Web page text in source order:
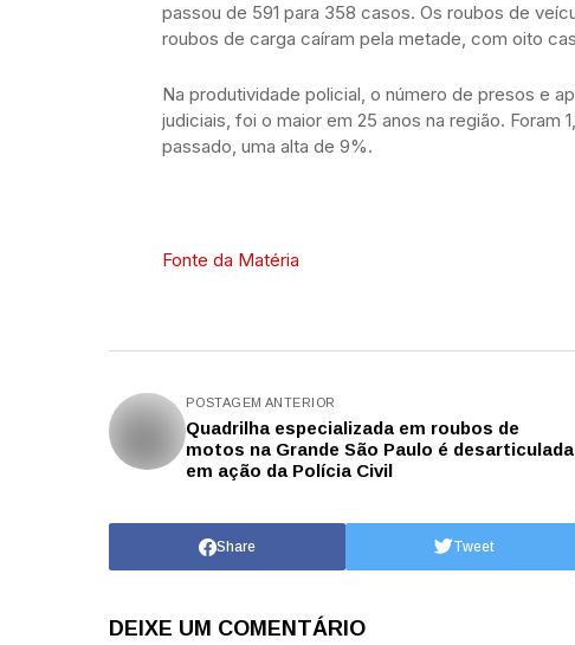
passou de 591 para 358 casos. Os roubos de
roubos de carga caíram pela metade, com oito
Na produtividade policial, o número de presos e
judiciais, foi o maior em 25 anos na região. Foram
passado, uma alta de 9%.
Fonte da Matéria
POSTAGEM ANTERIOR
Quadrilha especializada em roubos de
motos na Grande São Paulo é desarticulada
em ação da Polícia Civil
Share Tweet
DEIXE UM COMENTÁRIO